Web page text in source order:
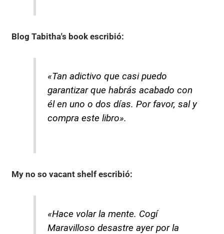
Blog Tabitha's bookescribió:
«Tan adictivo que casi puedo
garantizar que habrás acabado con
él en uno o dos días. Por favor, sal y
compra este libro».
My no so vacant shelfescribió:
«Hace volar la mente. Cogí
Maravilloso desastre ayer por la